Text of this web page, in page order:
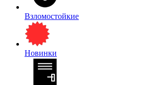
Взломостойкие
Новинки